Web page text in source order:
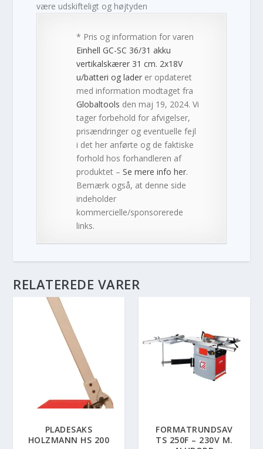
være udskifteligt og højtyden
* Pris og information for varen
Einhell GC-SC 36/31 akku
vertikalskærer 31 cm. 2x18V
u/batteri og lader er opdateret
med information modtaget fra
Globaltools den maj 19, 2024. Vi
tager forbehold for afvigelser,
prisændringer og eventuelle fejl
i det her anførte og de faktiske
forhold hos forhandleren af
produktet –Se mere info her.
Bemærk også, at denne side
indeholder
kommercielle/sponsorerede
links.
RELATEREDE VARER
PLADESAKS
HOLZMANN HS 200
FORMATRUNDSAV
TS 250F – 230V M.